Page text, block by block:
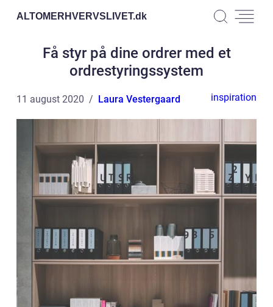
ALTOMERHVERVSLIVET.dk
Få styr på dine ordrer med et
ordrestyringssystem
11 august 2020 Laura Vestergaard inspiration